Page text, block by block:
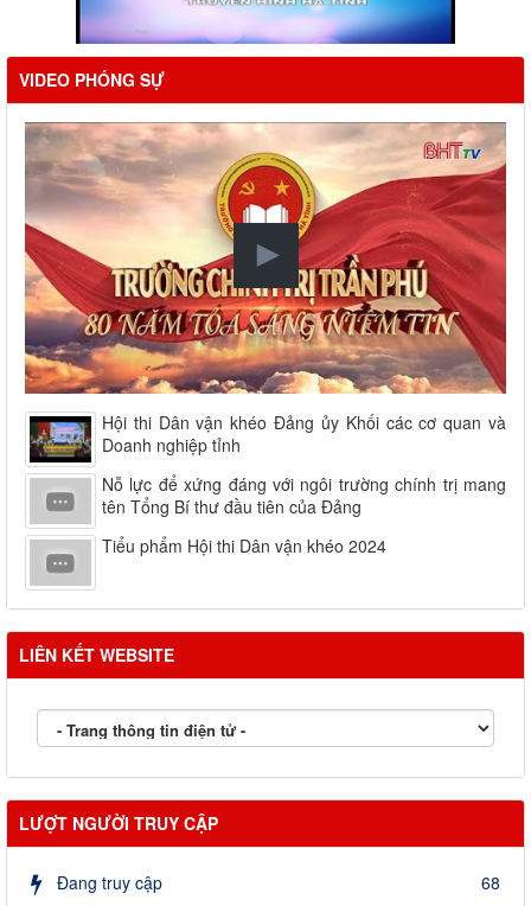
VIDEO PHÓNG SỰ
Hội thi Dân vận khéo Đảng ủy Khối các cơ quan và
Doanh nghiệp tỉnh
Nỗ lực để xứng đáng với ngôi trường chính trị mang
tên Tổng Bí thư đầu tiên của Đảng
Tiểu phẩm Hội thi Dân vận khéo 2024
LIÊN KẾT WEBSITE
LƯỢT NGƯỜI TRUY CẬP
Đang truy cập
68